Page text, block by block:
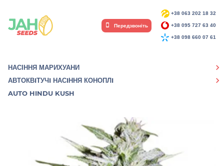
+38 063 202 18 32
+38 095 727 63 40
+38 098 660 07 61
Передзвоніть
НАСІННЯ МАРИХУАНИ
АВТОКВIТУЧI НАСIННЯ КОНОПЛI
AUTO HINDU KUSH